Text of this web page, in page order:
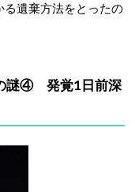
遺棄方法をとったの
の謎④ 発覚1日前深